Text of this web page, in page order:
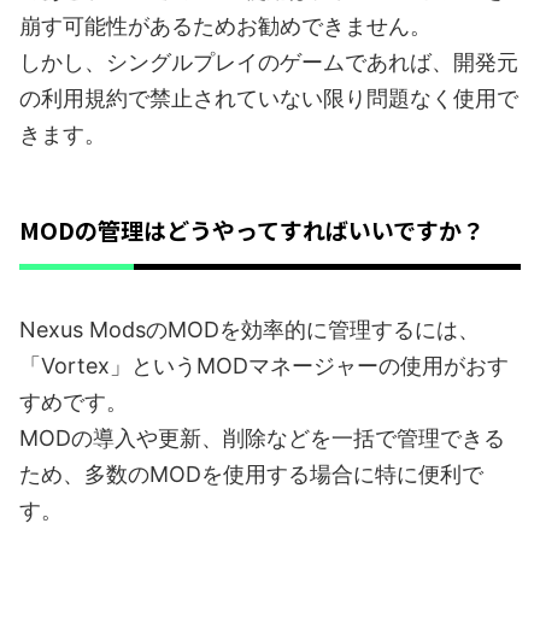
崩す可能性があるためお勧めできません。
しかし、シングルプレイのゲームであれば、開発元
の利用規約で禁止されていない限り問題なく使用で
きます。
MODの管理はどうやってすればいいですか？
Nexus ModsのMODを効率的に管理するには、
「Vortex」というMODマネージャーの使用がおす
すめです。
MODの導入や更新、削除などを一括で管理できる
ため、多数のMODを使用する場合に特に便利で
す。